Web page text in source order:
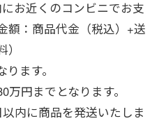
お近くのコンビニでお支
額：商品代金（税込）+送
ます。
万円までとなります。
内に商品を発送いたしま